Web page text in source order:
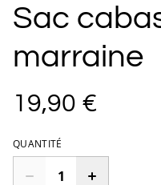
Sac
marraine
19,90 €
QUANTITÉ